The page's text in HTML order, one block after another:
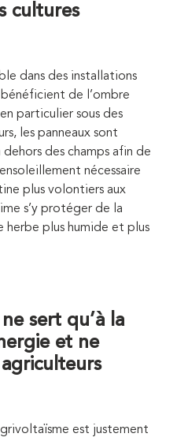
cultures
dans des installations
de l’ombre
particulier sous des
les panneaux sont
des champs afin de
nécessaire
plus volontiers aux
s’y protéger de la
herbe plus humide et plus
sert qu’à la
et ne
est justement